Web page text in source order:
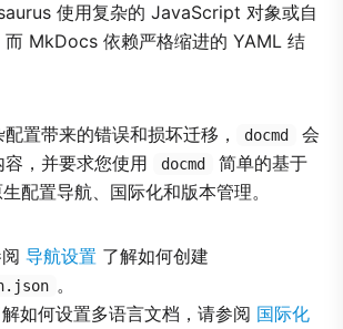
使用复杂的 JavaScript 对象或自
而 MkDocs 依赖严格缩进的 YAML 结
置带来的错误和损坏迁移， docmd
会
，并要求您使用
docmd
简单的基于
配置导航、国际化和版本管理。
导航设置 了解如何创建
。
如何设置多语言文档，请参阅 国际化